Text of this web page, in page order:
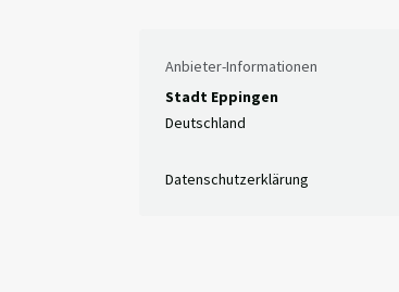
Anbieter-Informationen
Stadt Eppingen
Deutschland
Datenschutzerklärung